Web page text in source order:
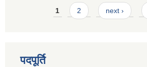
Pages1 2 next ›
पदपूर्ति